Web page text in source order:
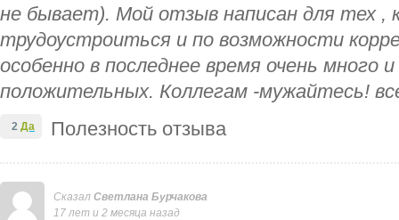
не бывает). Мой отзыв написан для тех ,
трудоустроиться и по возможности
особенно в последнее время очень много
положительных. Коллегам -мужайтесь!
Полезность отзыва
2 Да
Сказал Светлана Бурчакова
17 лет и 2 месяца назад